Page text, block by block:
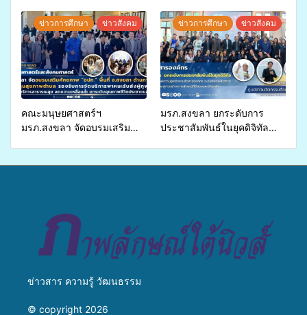
ประโยชน์จากสาหร่ายและ
เห็ดไมคอร์ไรซาสำหรับปลูกไม้
มีค่า-พืชเศรษฐกิจ”
สุขภาพแก่ประชาชนในพื้นที่
อำเภอจะนะ
ข่าวการศึกษา ข่าวสังคม
คณะมนุษยศาสตร์ฯ
มรภ.สงขลา จัดอบรมเสริม
เหลื่อมล้ำ ยกระดับคุณภาพ
ชีวิตประชาชนอย่างยั่งยืน
ข่าวการศึกษา ข่าวสังคม
มรภ.สงขลา ยกระดับการ
ประชาสัมพันธ์ในยุคดิจิทัล
ข่าวสาร ความรู้ วัฒนธรรม
© copyright 2026